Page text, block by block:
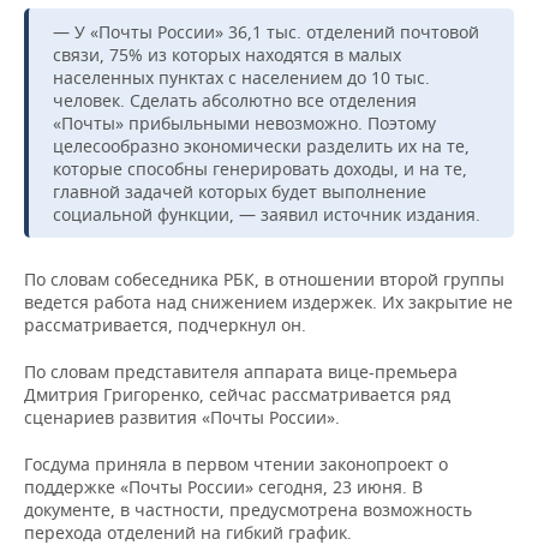
ВОЛЕЙБОЛ
КИБЕРСПОРТ
ФИГУРНОЕ КАТАНИЕ
ВОДНЫЕ ВИДЫ СПОРТА
ХОККЕЙ С МЯЧОМ
ИСТОРИЯ
КУЛЬТУРА
МЕДИЦИНА
ОБРАЗОВАНИЕ
ПРОИСШЕСТВИЯ
СПИСОК ПЕРСОН
СПИСОК КОМПАНИЙ
ПОЛНАЯ ВЕРСИЯ
— У «Почты России» 36,1 тыс. отделений почтовой
связи, 75% из которых находятся в малых
населенных пунктах с населением до 10 тыс.
человек. Сделать абсолютно все отделения
«Почты» прибыльными невозможно. Поэтому
целесообразно экономически разделить их на те,
которые способны генерировать доходы, и на те,
главной задачей которых будет выполнение
социальной функции, — заявил источник издания.
По словам собеседника РБК, в отношении второй группы
ведется работа над снижением издержек. Их закрытие не
рассматривается, подчеркнул он.
По словам представителя аппарата вице-премьера
Дмитрия Григоренко, сейчас рассматривается ряд
сценариев развития «Почты России».
Госдума приняла в первом чтении законопроект о
поддержке «Почты России» сегодня, 23 июня. В
документе, в частности, предусмотрена возможность
перехода отделений на гибкий график.